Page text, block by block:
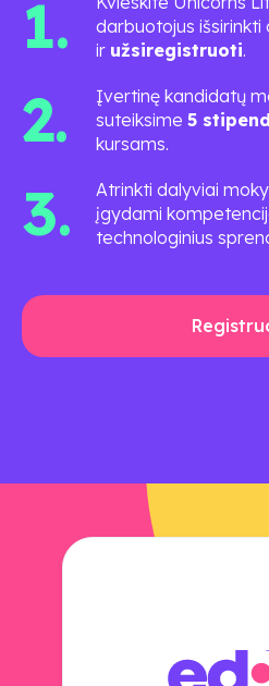
1.
darbuotojus
ir užsiregistruoti.
2.
Įvertinę kandidatų
suteiksime 5
kursams.
3.
Atrinkti dalyviai
įgydami
technologinius